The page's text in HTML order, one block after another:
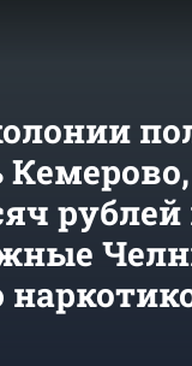
рублей